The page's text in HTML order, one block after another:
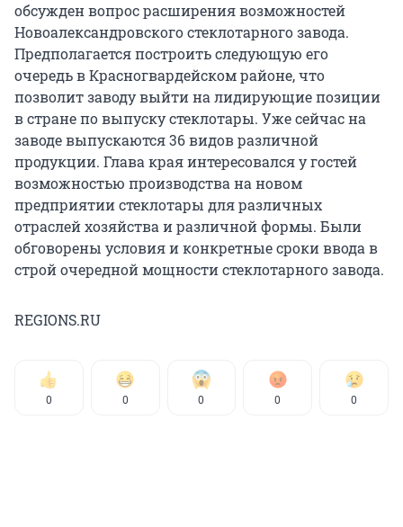
обсужден вопрос расширения возможностей
Новоалександровского стеклотарного завода.
Предполагается построить следующую его
очередь в Красногвардейском районе, что
позволит заводу выйти на лидирующие позиции
в стране по выпуску стеклотары. Уже сейчас на
заводе выпускаются 36 видов различной
продукции. Глава края интересовался у гостей
возможностью производства на новом
предприятии стеклотары для различных
отраслей хозяйства и различной формы. Были
обговорены условия и конкретные сроки ввода в
строй очередной мощности стеклотарного завода.
REGIONS.RU
0 0 0 0 0